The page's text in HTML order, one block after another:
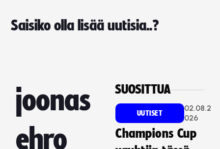
Saisiko olla lisää uutisia..?
joonas
ehro
SUOSITTUA
UUTISET
02.08.2
026
Champions Cup